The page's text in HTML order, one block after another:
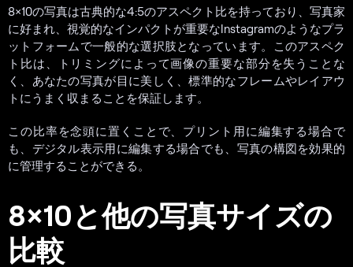
8×10の写真は古典的な4:5のアスペクト比を持っており、写真家
に好まれ、視覚的なインパクトが重要なInstagramのようなプラ
ットフォームで一般的な選択肢となっています。このアスペク
ト比は、トリミングによって画像の重要な部分を失うことな
く、あなたの写真が目に美しく、標準的なフレームやレイアウ
トにうまく収まることを保証します。
この比率を念頭に置くことで、プリント用に編集する場合で
も、デジタル表示用に編集する場合でも、写真の構図を効果的
に管理することができる。
8×10と他の写真サイズの
比較